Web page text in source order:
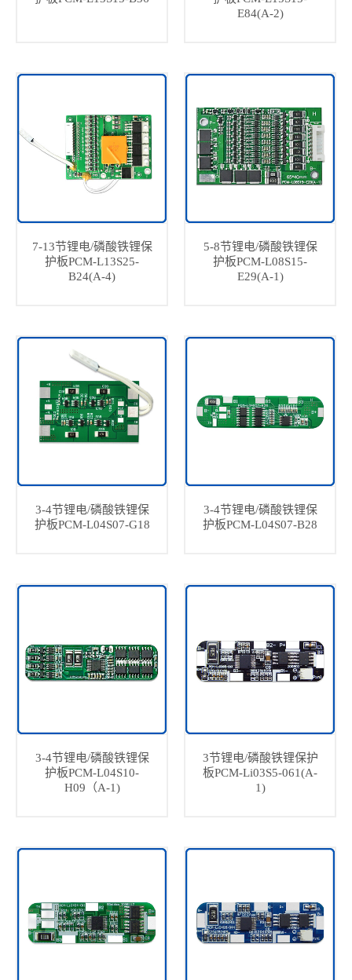
E84(A-2)
7-13节锂电/磷酸铁锂保
护板PCM-L13S25-
B24(A-4)
5-8节锂电/磷酸铁锂保
护板PCM-L08S15-
E29(A-1)
3-4节锂电/磷酸铁锂保
护板PCM-L04S07-G18
3-4节锂电/磷酸铁锂保
护板PCM-L04S07-B28
3-4节锂电/磷酸铁锂保
护板PCM-L04S10-
H09（A-1)
3节锂电/磷酸铁锂保护
板PCM-Li03S5-061(A-
1)